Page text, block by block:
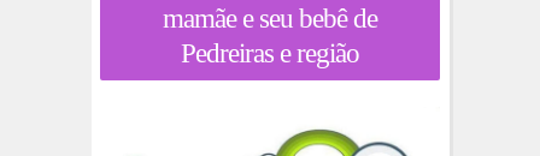
mamãe e seu bebê de
Pedreiras e região